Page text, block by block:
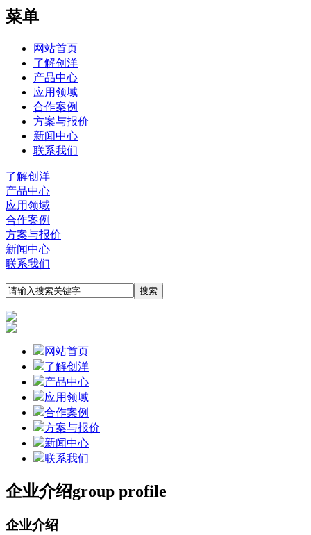
菜单
网站首页
了解创洋
产品中心
应用领域
合作案例
方案与报价
新闻中心
联系我们
了解创洋
产品中心
应用领域
合作案例
方案与报价
新闻中心
联系我们
网站首页
了解创洋
产品中心
应用领域
合作案例
方案与报价
新闻中心
联系我们
企业介绍group profile
企业介绍